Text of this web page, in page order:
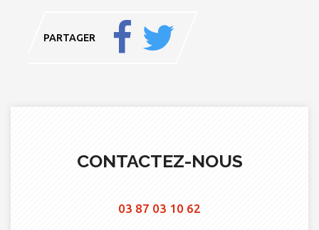
PARTAGER
CONTACTEZ-NOUS
03 87 03 10 62